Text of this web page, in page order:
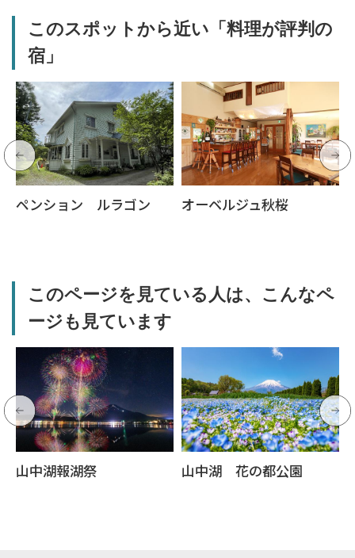
このスポットから近い「料理が評判の
宿」
ペンション ルラゴン オーベルジュ秋桜
このページを見ている人は、こんなペ
ージも見ています
山中湖報湖祭 山中湖 花の都公園